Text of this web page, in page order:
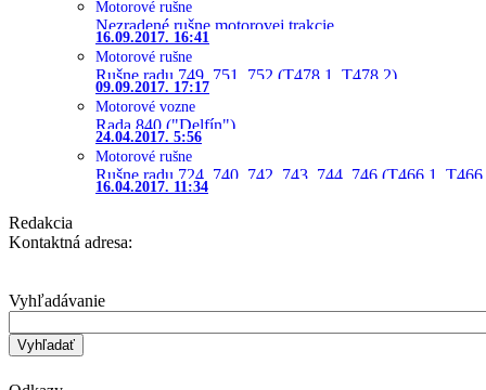
Motorové rušne
Nezradené rušne motorovej trakcie
16.09.2017. 16:41
Motorové rušne
Rušne radu 749, 751, 752 (T478.1, T478.2)
09.09.2017. 17:17
Motorové vozne
Rada 840 ("Delfín")
24.04.2017. 5:56
Motorové rušne
Rušne radu 724, 740, 742, 743, 744, 746 (T466.1,
16.04.2017. 11:34
Redakcia
Kontaktná adresa:
Vyhľadávanie